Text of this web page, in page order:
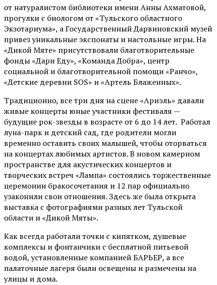
от натуралистом библиотеки имени Анны Ахматовой,
прогулки с биологом от «Тульского областного
Экзотариума», а Государственный Дарвиновский музей
привез уникальные экспонаты и настольные игры. На
«Дикой Мяте» присутствовали благотворительные
фонды «Дари Еду», «Команда Добра», центр
социальной и благотворительной помощи «Ранчо»,
«Детские деревни SOS» и «Артель Блаженных».
Традиционно, все три дня на сцене«Ариэль» давали
живые концерты юные участники фестиваля —
будущие рок-звезды в возрасте от 6 до 14 лет. Работал
луна-парк и детский сад, где родители могли
временно оставить своих малышей, чтобы оторваться
на концертах любимых артистов. В новом камерном
пространстве для акустических концертов и
творческих встреч «Лампа» состоялись торжественные
церемонии бракосочетания и 12 пар официально
узаконили свои отношения. Здесь же была открыта
выставка с фотографиями разных лет Тульской
области и «Дикой Мяты».
Как всегда работали точки с кипятком, душевые
комплексы и фонтанчики с бесплатной питьевой
водой, установленные компанией БАРЬЕР, а все
палаточные лагеря были освещены и размечены на
улицы и дома.